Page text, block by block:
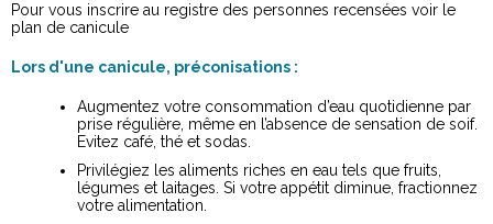
Pour vous inscrire au registre des personnes recensées voir le
plan de canicule
Lors d'une canicule, préconisations :
Augmentez votre consommation d’eau quotidienne par
prise régulière, même en l’absence de sensation de soif.
Evitez café, thé et sodas.
Privilégiez les aliments riches en eau tels que fruits,
légumes et laitages. Si votre appétit diminue, fractionnez
votre alimentation.